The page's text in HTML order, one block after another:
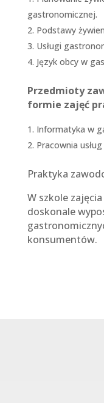
gastronomicznej.
Podstawy
Usługi
Język obcy w
Przedmioty
formie zajęć
Informatyka w
Pracownia
Praktyka
W szkole
doskonale
konsumentów.